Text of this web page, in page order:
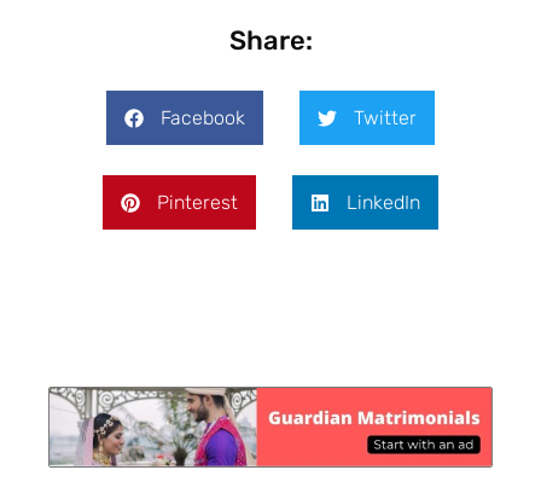
Share:
Facebook Twitter
Pinterest LinkedIn